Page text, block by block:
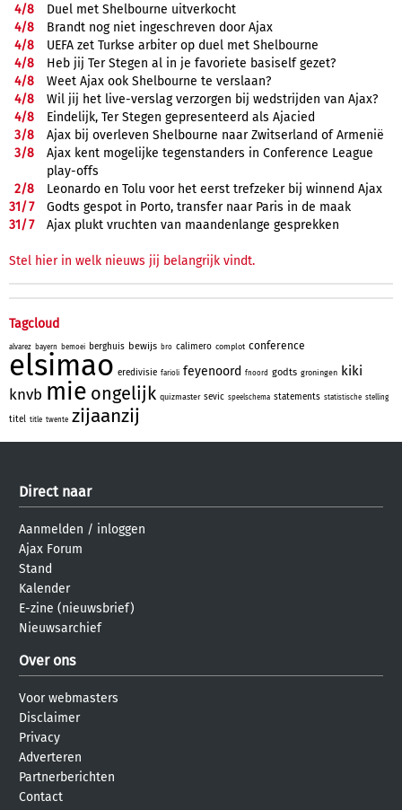
4/8
Duel met Shelbourne uitverkocht
4/8
Brandt nog niet ingeschreven door Ajax
4/8
UEFA zet Turkse arbiter op duel met Shelbourne
4/8
Heb jij Ter Stegen al in je favoriete basiself gezet?
4/8
Weet Ajax ook Shelbourne te verslaan?
4/8
Wil jij het live-verslag verzorgen bij wedstrijden van Ajax?
4/8
Eindelijk, Ter Stegen gepresenteerd als Ajacied
3/8
Ajax bij overleven Shelbourne naar Zwitserland of Armenië
3/8
Ajax kent mogelijke tegenstanders in Conference League
play-offs
2/8
Leonardo en Tolu voor het eerst trefzeker bij winnend Ajax
31/7
Godts gespot in Porto, transfer naar Paris in de maak
31/7 Ajax plukt vruchten van maandenlange gesprekken
Stel hier in welk nieuws jij belangrijk vindt.
Tagcloud
alvarez bayern bemoei berghuis bewijs bro calimero complot conference
elsimao eredivisie farioli feyenoord fnoord godts groningen kiki
knvb mie ongelijk quizmaster sevic speelschema statements statistische stelling
titel title twente zijaanzij
Direct naar
Aanmelden / inloggen
Ajax Forum
Stand
Kalender
E-zine (nieuwsbrief)
Nieuwsarchief
Over ons
Voor webmasters
Disclaimer
Privacy
Adverteren
Partnerberichten
Contact